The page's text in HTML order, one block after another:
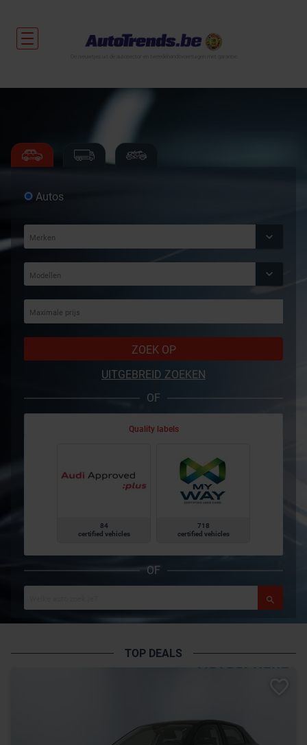
Autos
ZOEK OP
UITGEBREID ZOEKEN
OF
Quality labels
84
certified vehicles
718
certified vehicles
OF
TOP DEALS